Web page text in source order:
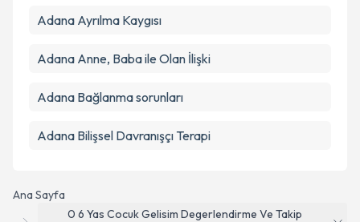
Ana Sayfa
0 6 Yas Cocuk Gelisim Degerlendirme Ve Takip
Adana Ayrılma Kaygısı
Adana Anne, Baba ile Olan İlişki
Adana Bağlanma sorunları
Adana Bilişsel Davranışçı Terapi